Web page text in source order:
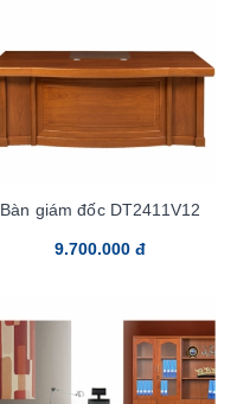
Bàn giám đốc DT2411V12
9.700.000 đ